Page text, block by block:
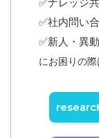
✅ナレッジ
✅社内問い
✅新人・異
にお困りの際